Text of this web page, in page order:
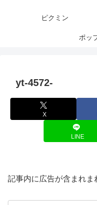
ピクミン
ポッ
yt-4572-
X
LINE
記事内に広告が含まれま